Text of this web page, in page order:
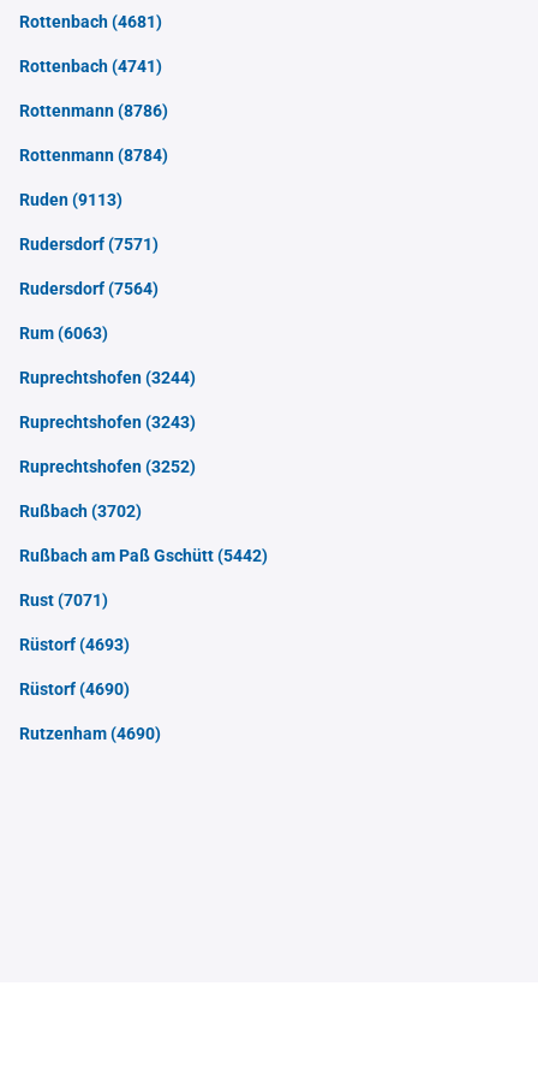
Rottenbach(4681)
Rottenbach(4741)
Rottenmann(8786)
Rottenmann(8784)
Ruden(9113)
Rudersdorf(7571)
Rudersdorf(7564)
Rum(6063)
Ruprechtshofen(3244)
Ruprechtshofen(3243)
Ruprechtshofen(3252)
Rußbach(3702)
Rußbach am Paß Gschütt(5442)
Rust(7071)
Rüstorf(4693)
Rüstorf(4690)
Rutzenham(4690)